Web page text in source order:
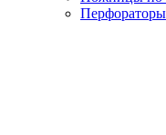
Перфораторы